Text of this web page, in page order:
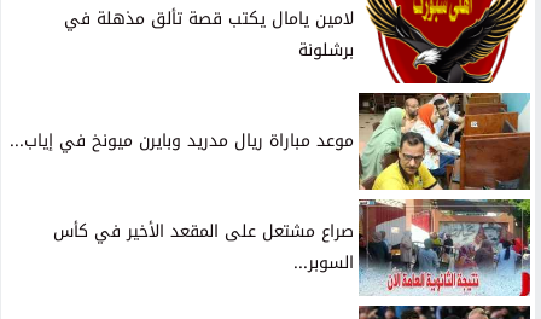
لامين يامال يكتب قصة تألق مذهلة في
برشلونة
موعد مباراة ريال مدريد وبايرن ميونخ في إياب...
صراع مشتعل على المقعد الأخير في كأس
السوبر...